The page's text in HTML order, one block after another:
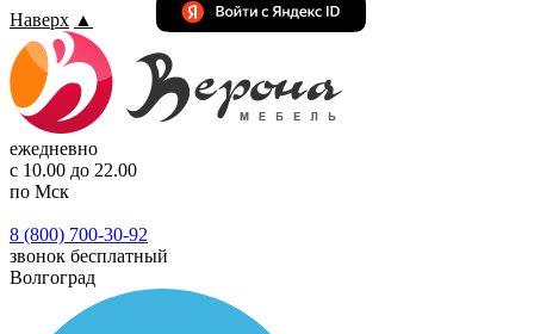
Наверх ▲
ежедневно
с 10.00 до 22.00
по Мск
8 (800) 700-30-92
звонок бесплатный
Волгоград